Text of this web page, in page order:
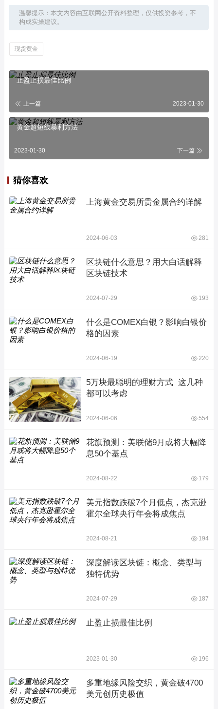
温馨提示：本文内容由互联网公开资料整理，仅供投资参考，不
构成实操建议。
现货黄金
止盈止损最佳比例
上一篇 2023-01-30
黄金超短线暴利方法
2023-01-30 下一篇
猜你喜欢
上海黄金交易所贵金属合约详解
2024-06-03 281
区块链什么意思？用大白话解释
区块链技术
2024-07-29 193
什么是COMEX白银？影响白银价
格的因素
2024-06-19 220
5万块最聪明的理财方式  这几种
都可以考虑
2024-06-06 554
花旗预测：美联储9月或将大幅降
息50个基点
2024-08-22 179
美元指数跌破7个月低点，杰克逊
霍尔全球央行年会将成焦点
2024-08-21 194
深度解读区块链：概念、类型与
独特优势
2024-07-29 187
止盈止损最佳比例
2023-01-30 196
多重地缘风险交织，黄金破4700
美元创历史极值